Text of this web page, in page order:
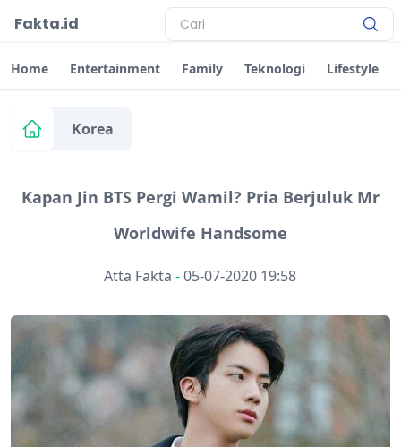
Fakta.id
Home Entertainment Family Teknologi Lifestyle
Korea
Kapan Jin BTS Pergi Wamil? Pria Berjuluk Mr
Worldwife Handsome
Atta Fakta -05-07-2020 19:58